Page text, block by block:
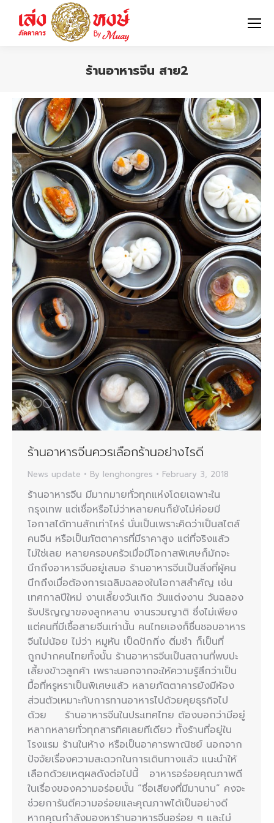
ร้านอาหารจีน สาย2
ร้านอาหารจีนควรเลือกร้านอย่างไรดี
News update By lenghongres February 3, 2018
ร้านอาหารจีน มีมากมายทั่วทุกแห่งโดยเฉพาะใน
กรุงเทพ แต่เชื่อหรือไม่ว่าหลายคนก็ยังไม่ค่อยมี
โอกาสได้ทานสักเท่าไหร่ นั่นเป็นเพราะคิดว่าเป็นสไตล์
คนจีน หรือเป็นภัตตาคารที่มีราคาสูง แต่ที่จริงแล้ว
ไม่ใช่เลย หลายครอบครัวเมื่อมีโอกาสพิเศษก็มักจะ
นึกถึงอาหารจีนอยู่เสมอ ร้านอาหารจีนเป็นสิ่งที่ผู้คน
นึกถึงเมื่อต้องการเฉลิมฉลองในโอกาสสำคัญ เช่น
เทศกาลปีใหม่ งานเลี้ยงวันเกิด วันแต่งงาน วันฉลอง
รับปริญญาของลูกหลาน งานรวมญาติ ซึ่งไม่เพียง
แต่คนที่มีเชื้อสายจีนเท่านั้น คนไทยเองก็ชื่นชอบอาหาร
จีนไม่น้อย ไม่ว่า หมูหัน เป็ดปักกิ่ง ติ่มซำ ก็เป็นที่
ถูกปากคนไทยทั้งนั้น ร้านอาหารจีนเป็นสถานที่พบปะ
เลี้ยงข้าวลูกค้า เพราะนอกจากจะให้ความรู้สึกว่าเป็น
มื้อที่หรูหราเป็นพิเศษแล้ว หลายภัตตาคารยังมีห้อง
ส่วนตัวเหมาะกับการทานอาหารไปด้วยคุยธุรกิจไป
ด้วย ร้านอาหารจีนในประเทศไทย ต้องบอกว่ามีอยู่
หลากหลายทั่วทุกสารทิศเลยทีเดียว ทั้งร้านที่อยู่ใน
โรงแรม ร้านในห้าง หรือเป็นอาคารพาณิชย์ นอกจาก
ปัจจัยเรื่องความสะดวกในการเดินทางแล้ว แนะนำให้
เลือกด้วยเหตุผลดังต่อไปนี้ อาหารอร่อยคุณภาพดี
ในเรื่องของความอร่อยนั้น “ชื่อเสียงที่มีมานาน” คงจะ
ช่วยการันตีความอร่อยและคุณภาพได้เป็นอย่างดี
หากคุณกำลังมองหาร้านอาหารจีนอร่อย ๆ และไม่